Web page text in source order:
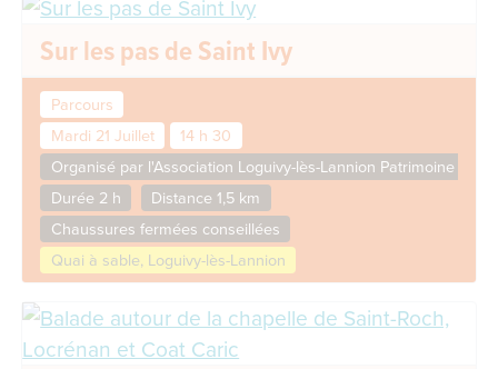
Sur les pas de Saint Ivy
Parcours
Mardi 21 Juillet
14 h 30
Organisé par l'Association Loguivy-lès-Lannion Patrimoine
Durée 2 h
Distance 1,5 km
Chaussures fermées conseillées
Quai à sable, Loguivy-lès-Lannion